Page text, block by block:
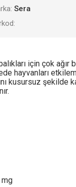
Sera
için çok ağır
hayvanları
kusursuz şekilde